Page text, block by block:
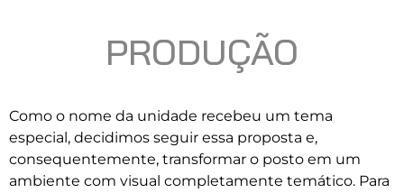
PRODUÇÃO
Como o nome da unidade recebeu um tema
especial, decidimos seguir essa proposta e,
consequentemente, transformar o posto em um
ambiente com visual completamente temático. Para